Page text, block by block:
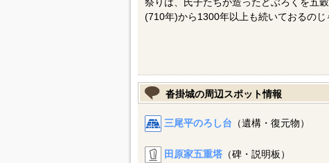
(710年)から1300年以上も続いておるのじ
沓掛城の周辺スポット情報
三尾平のろし台 （遺構・復元物）
田原家五重塔（碑・説明板）